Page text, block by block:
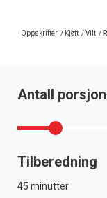
Oppskrifter / Kjøtt /Vilt /
Antall
Tilberedning
45 minutter